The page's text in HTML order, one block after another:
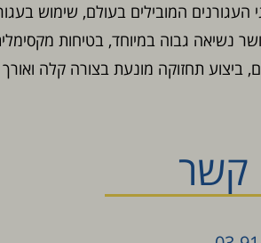
העגורנים המובילים בעולם, שימוש
נשיאה גבוה במיוחד, בטיחות
ביצוע תחזוקה מונעת בצורה קלה
קשר